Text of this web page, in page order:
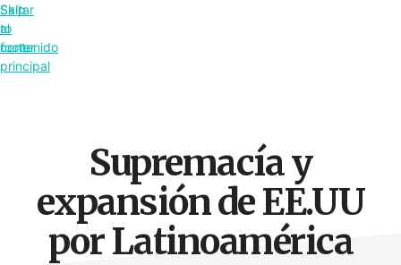
Saltar
al
contenido
principal
Skip
to
footer
Supremacía y
expansión de EE.UU
por Latinoamérica